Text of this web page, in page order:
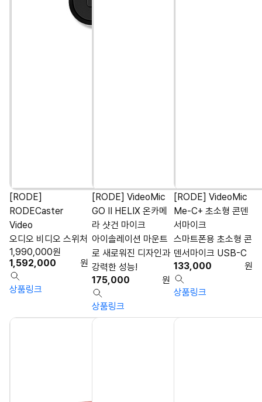
[RODE]
RODECaster
Video
오디오 비디오 스위처
1,592,000 원
1,990,000원
상품링크
[RODE] VideoMic
GO II HELIX 온카메
라 샷건 마이크
아이솔레이션 마운트
로 새로워진 디자인과
강력한 성능!
175,000
원
상품링크
[RODE] VideoMic
Me-C+ 초소형 콘덴
서마이크
스마트폰용 초소형 콘
덴서마이크 USB-C
133,000
원
상품링크